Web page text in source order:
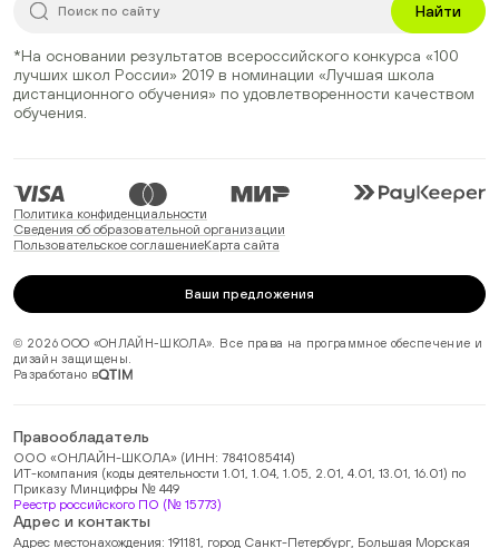
Найти
*На основании результатов всероссийского конкурса «100
лучших школ России» 2019 в номинации «Лучшая школа
дистанционного обучения» по удовлетворенности качеством
обучения.
Политика конфиденциальности
Сведения об образовательной организации
Пользовательское соглашениеКарта сайта
Ваши предложения
© 2026 ООО «ОНЛАЙН-ШКОЛА». Все права на программное обеспечение и
дизайн защищены.
Разработано в
Правообладатель
ООО «ОНЛАЙН-ШКОЛА» (ИНН: 7841085414)
ИТ-компания (коды деятельности 1.01, 1.04, 1.05, 2.01, 4.01, 13.01, 16.01) по
Приказу Минцифры № 449
Реестр российского ПО (№ 15773)
Адрес и контакты
Адрес местонахождения: 191181, город Санкт-Петербург, Большая Морская